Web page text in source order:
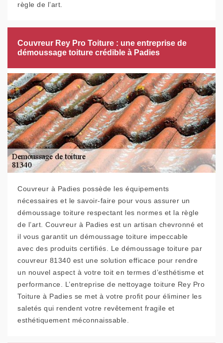
règle de l’art.
Couvreur Rey Pro Toiture : une entreprise de
démoussage toiture crédible à Padies
Couvreur à Padies possède les équipements
nécessaires et le savoir-faire pour vous assurer un
démoussage toiture respectant les normes et la règle
de l’art. Couvreur à Padies est un artisan chevronné et
il vous garantit un démoussage toiture impeccable
avec des produits certifiés. Le démoussage toiture par
couvreur 81340 est une solution efficace pour rendre
un nouvel aspect à votre toit en termes d’esthétisme et
performance. L’entreprise de nettoyage toiture Rey Pro
Toiture à Padies se met à votre profit pour éliminer les
saletés qui rendent votre revêtement fragile et
esthétiquement méconnaissable.